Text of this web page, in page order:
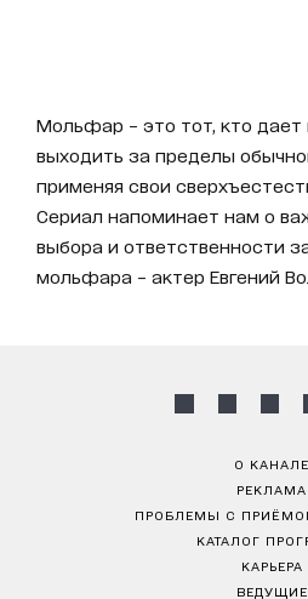
Мольфар – это тот, кто
выходить за пределы
применяя свои
Сериал напоминает нам о
выбора и ответственности
мольфара – актер Евгений
О КАНАЛЕ
РЕКЛАМА
ПРОБЛЕМЫ С
КАТАЛОГ
КАРЬЕРА
ВЕДУЩИЕ